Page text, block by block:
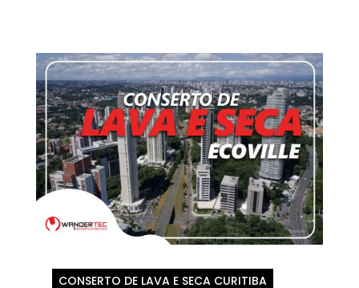
CONSERTO DE LAVA E SECA CURITIBA